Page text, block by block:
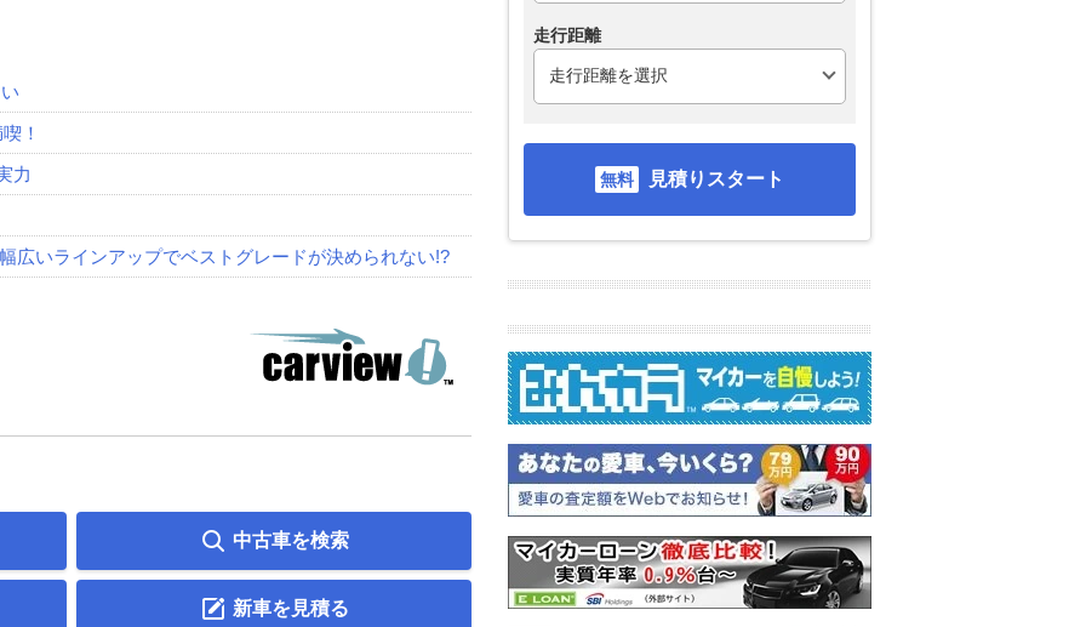
！
力
いラインアップでベストグレードが決められない!?
中古車を検索
新車を見積る
走行距離
見積りスタート